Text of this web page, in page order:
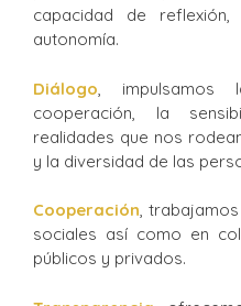
capacidad de
autonomía.
Diálogo, impulsamos
cooperación, la
realidades que nos
y la diversidad de las
Cooperación,
sociales así como en
públicos y privados.